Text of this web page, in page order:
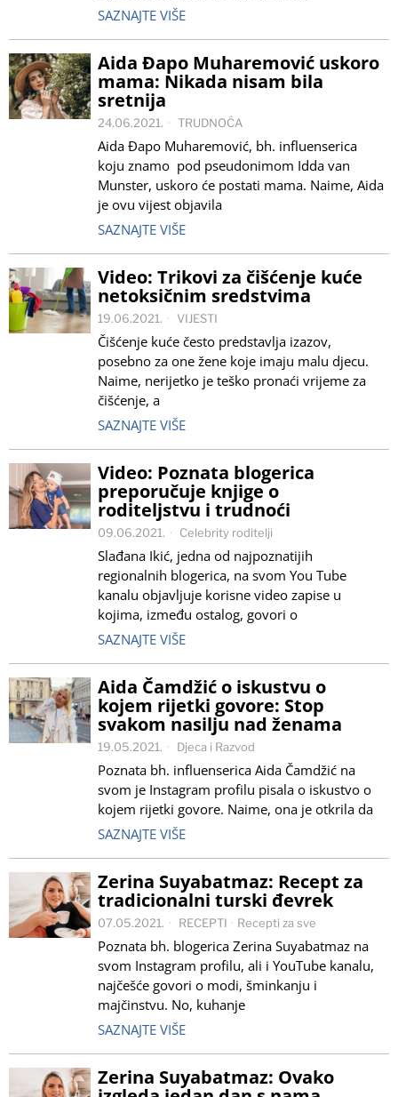
SAZNAJTE VIŠE
Aida Đapo Muharemović uskoro
mama: Nikada nisam bila
sretnija
24.06.2021. TRUDNOĆA
Aida Đapo Muharemović, bh. influenserica
koju znamo pod pseudonimom Idda van
Munster, uskoro će postati mama. Naime, Aida
je ovu vijest objavila
SAZNAJTE VIŠE
Video: Trikovi za čišćenje kuće
netoksičnim sredstvima
19.06.2021. VIJESTI
Čišćenje kuće često predstavlja izazov,
posebno za one žene koje imaju malu djecu.
Naime, nerijetko je teško pronaći vrijeme za
čišćenje, a
SAZNAJTE VIŠE
Video: Poznata blogerica
preporučuje knjige o
roditeljstvu i trudnoći
09.06.2021. Celebrity roditelji
Slađana Ikić, jedna od najpoznatijih
regionalnih blogerica, na svom You Tube
kanalu objavljuje korisne video zapise u
kojima, između ostalog, govori o
SAZNAJTE VIŠE
Aida Čamdžić o iskustvu o
kojem rijetki govore: Stop
svakom nasilju nad ženama
19.05.2021. Djeca i Razvod
Poznata bh. influenserica Aida Čamdžić na
svom je Instagram profilu pisala o iskustvo o
kojem rijetki govore. Naime, ona je otkrila da
SAZNAJTE VIŠE
Zerina Suyabatmaz: Recept za
tradicionalni turski đevrek
07.05.2021. RECEPTI · Recepti za sve
Poznata bh. blogerica Zerina Suyabatmaz na
svom Instagram profilu, ali i YouTube kanalu,
najčešće govori o modi, šminkanju i
majčinstvu. No, kuhanje
SAZNAJTE VIŠE
Zerina Suyabatmaz: Ovako